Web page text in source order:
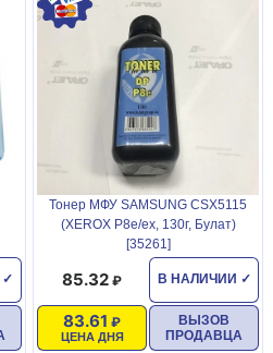
✓
Тонер МФУ SAMSUNG CSX5115
(XEROX P8e/ex, 130г, Булат)
[35261]
В НАЛИЧИИ ✓
85.32
ЦЕНА ДНЯ
83.61
ВЫЗОВ
ПРОДАВЦА